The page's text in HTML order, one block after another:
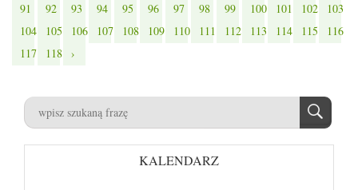
91
92 93 94 95 96 97 98 99 100 101 102
103
104
105 106 107 108 109 110 111 112 113 114 115
116
117
118 ›
KALENDARZ